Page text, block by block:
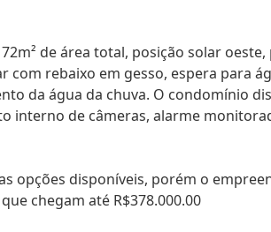
de área total, posição solar
com rebaixo em gesso, espera para
da água da chuva. O condomínio
interno de câmeras, alarme
opções disponíveis, porém o
chegam até R$378.000.00